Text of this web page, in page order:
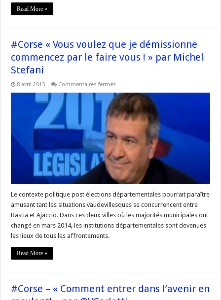
Read More »
#Corse « Vous voulez que je démissionne
commencez par le faire vous ! » par Michel
Stefani
8 avril 2015 Commentaires fermés
« Vous
voulez
que
je
démissionne
commencez
par
le
faire
vous
! »
par
Michel
Stefani
Le contexte politique post élections départementales pourrait paraître
amusant tant les situations vaudevillesques se concurrencent entre
Bastia et Ajaccio. Dans ces deux villes où les majorités municipales ont
changé en mars 2014, les institutions départementales sont devenues
les lieux de tous les affrontements.
Read More »
#Corse – « Comment entrer dans l’avenir en